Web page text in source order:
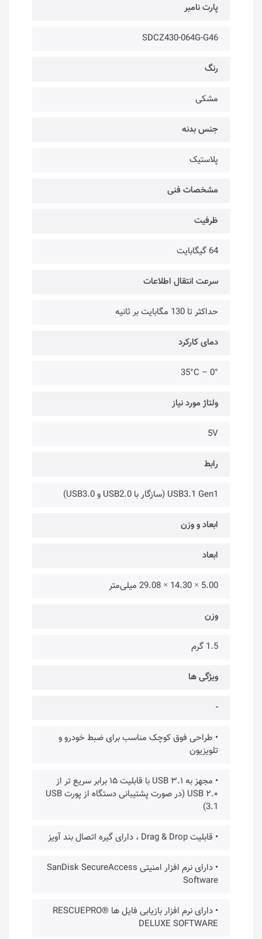
پارت نامبر
SDCZ430-064G-G46
رنگ
مشکی
جنس بدنه
پلاستیک
مشخصات فنی
ظرفیت
64 گیگابایت
سرعت انتقال اطلاعات
حداکثر تا 130 مگابایت بر ثانیه
دمای کارکرد
0° – 35°C
ولتاژ مورد نیاز
5V
رابط
USB3.1 Gen1 (سازگار با USB2.0 و USB3.0)
ابعاد و وزن
ابعاد
5.00 × 14.30 × 29.08 میلی‌متر
وزن
1.5 گرم
ویژگی ها
-
• طراحی فوق کوچک مناسب برای ضبط خودرو و
تلویزیون
• مجهز به USB ۳.۱ با قابلیت ۱۵ برابر سریع تر از
USB ۲.۰ (در صورت پشتیبانی دستگاه از پورت USB
3.1)
• قابلیت Drag & Drop ، دارای گیره اتصال بند آویز
• دارای نرم افزار امنیتی SanDisk SecureAccess
Software
• دارای نرم افزار بازیابی فایل ها RESCUEPRO®
DELUXE SOFTWARE